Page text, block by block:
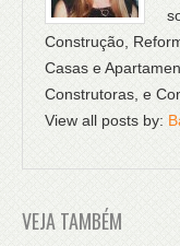
Construção,
Casas e
Construtoras, e
View all posts by:
VEJA TAMBÉM